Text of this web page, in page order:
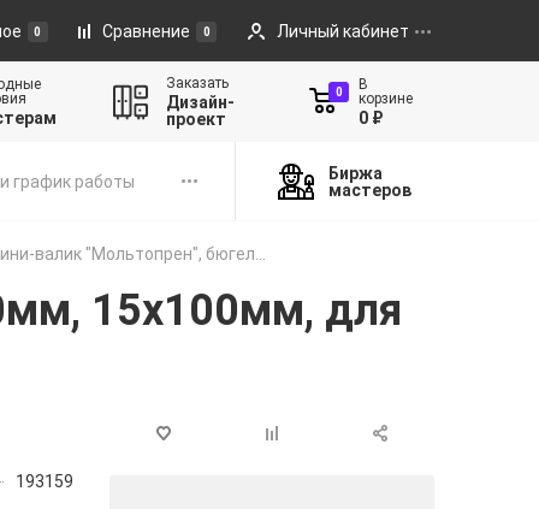
0 Сравнение 0 Личный кабинет
Заказать
Дизайн-
проект
0
В
корзине
0 ₽
график работы
Биржа
мастеров
валик "Мольтопрен", бюгел...
15х100мм, для
193159